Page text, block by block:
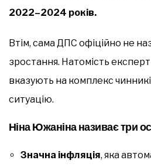
2022–2024 років.
Втім, сама ДПС офіційно не
зростання. Натомість
вказують на комплекс
ситуацію.
Ніна Южаніна називає три
Значна інфляція, яка